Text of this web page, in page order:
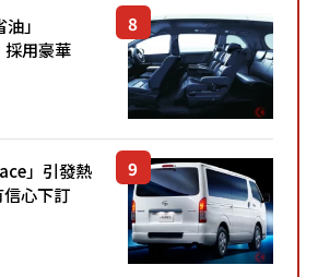
」
用豪華
「黑色內
」引發熱
心下訂
車最